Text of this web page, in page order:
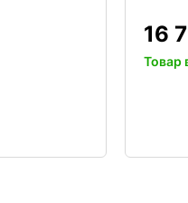
16
Товар